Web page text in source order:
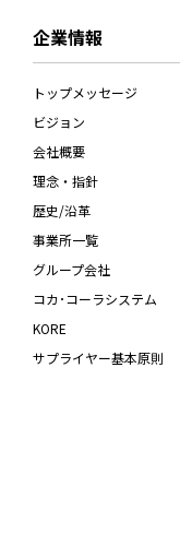
企業情報
トップメッセージ
ビジョン
会社概要
理念・指針
歴史/沿革
事業所一覧
グループ会社
コカ･コーラシステム
KORE
サプライヤー基本原則